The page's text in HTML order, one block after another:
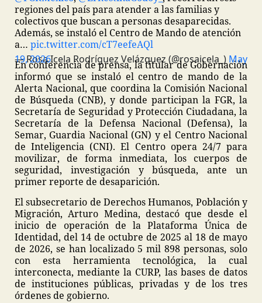
regiones del país para atender a las familias y
colectivos que buscan a personas desaparecidas.
Además, se instaló el Centro de Mando de atención
a… pic.twitter.com/cT7eefeAQl
— Rosa Icela Rodríguez Velázquez (@rosaicela_)
May 19, 2026
En conferencia de prensa, la titular de Gobernación
informó que se instaló el centro de mando de la
Alerta Nacional, que coordina la Comisión Nacional
de Búsqueda (CNB), y donde participan la FGR, la
Secretaría de Seguridad y Protección Ciudadana, la
Secretaría de la Defensa Nacional (Defensa), la
Semar, Guardia Nacional (GN) y el Centro Nacional
de Inteligencia (CNI). El Centro opera 24/7 para
movilizar, de forma inmediata, los cuerpos de
seguridad, investigación y búsqueda, ante un
primer reporte de desaparición.
El subsecretario de Derechos Humanos, Población y
Migración, Arturo Medina, destacó que desde el
inicio de operación de la Plataforma Única de
Identidad, del 14 de octubre de 2025 al 18 de mayo
de 2026, se han localizado 5 mil 898 personas, solo
con esta herramienta tecnológica, la cual
interconecta, mediante la CURP, las bases de datos
de instituciones públicas, privadas y de los tres
órdenes de gobierno.